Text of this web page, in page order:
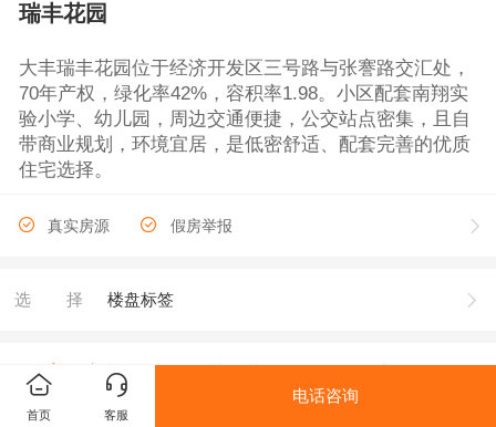
瑞丰花园
大丰瑞丰花园位于经济开发区三号路与张謇路交汇处，
70年产权，绿化率42%，容积率1.98。小区配套南翔实
验小学、幼儿园，周边交通便捷，公交站点密集，且自
带商业规划，环境宜居，是低密舒适、配套完善的优质
住宅选择。
真实房源 假房举报
选择 楼盘标签
房源参数
首页 客服
电话咨询